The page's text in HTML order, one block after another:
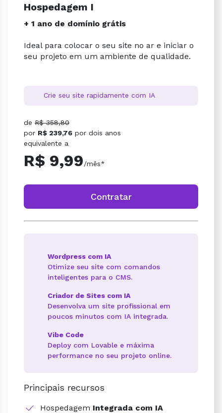
Hospedagem I
+ 1 ano de domínio grátis
Ideal para colocar o seu site no ar e iniciar o
seu projeto em um ambiente de qualidade.
Crie seu site rapidamente com IA
de R$ 358,80
por R$ 239,76 por dois anos
equivalente a
R$ 9,99/mês*
Contratar
Wordpress com IA
Otimize seu site com comandos
inteligentes para o CMS.
Criador de Sites com IA
Desenvolva um site profissional em
poucos minutos com IA integrada.
Vibe Code
Deploy com Lovable e máxima
performance no seu projeto online.
Principais recursos
Hospedagem Integrada com IA